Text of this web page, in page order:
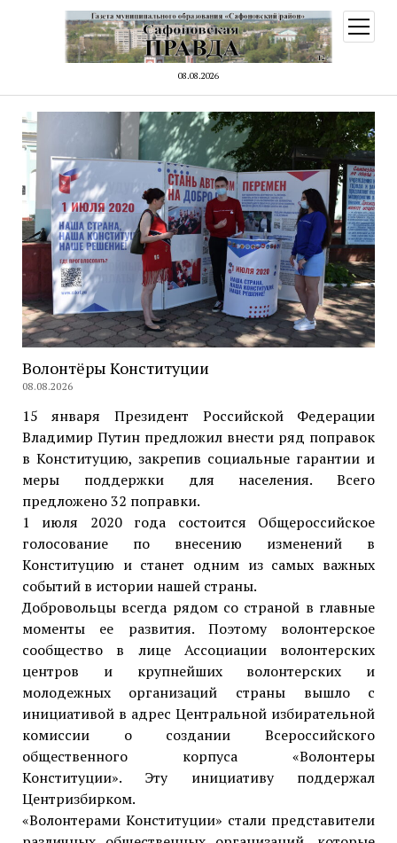
08.08.2026
меню
Волонтёры Конституции
08.08.2026
15 января Президент Российской Федерации
Владимир Путин предложил внести ряд поправок
в Конституцию, закрепив социальные гарантии и
меры поддержки для населения. Всего
предложено 32 поправки.
1 июля 2020 года состоится Общероссийское
голосование по внесению изменений в
Конституцию и станет одним из самых важных
событий в истории нашей страны.
Добровольцы всегда рядом со страной в главные
моменты ее развития. Поэтому волонтерское
сообщество в лице Ассоциации волонтерских
центров и крупнейших волонтерских и
молодежных организаций страны вышло с
инициативой в адрес Центральной избирательной
комиссии о создании Всероссийского
общественного корпуса «Волонтеры
Конституции». Эту инициативу поддержал
Центризбирком.
«Волонтерами Конституции» стали представители